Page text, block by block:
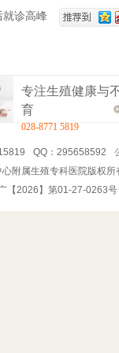
诊高峰
专注生殖健康与
育
028-8771 5819
QQ：295658592
附属生殖专科医院版权所
【2026】第01-27-0263号